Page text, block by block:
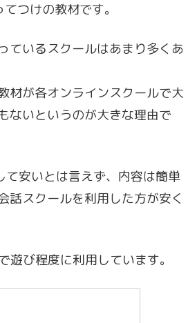
つけの教材です。
ているスクールはあまり多くあ
材が各オンラインスクールで大
ないというのが大きな理由で
安いとは言えず、内容は簡単
話スクールを利用した方が安く
遊び程度に利用しています。